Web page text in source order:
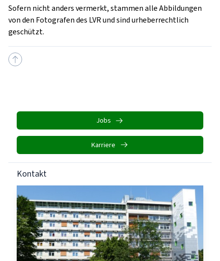
Sofern nicht anders vermerkt, stammen alle Abbildungen
von den Fotografen des LVR und sind urheberrechtlich
geschützt.
Jobs
Karriere
Kontakt